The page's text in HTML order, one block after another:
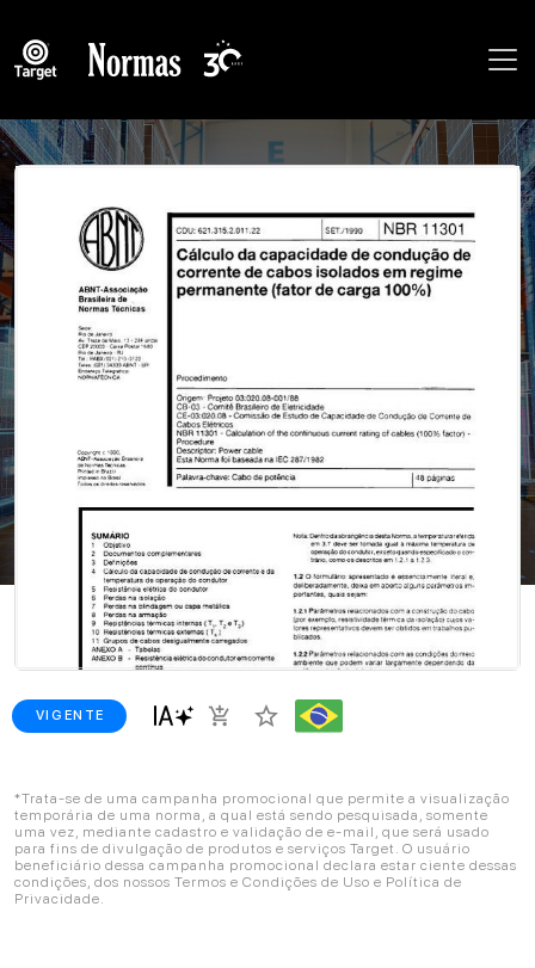
VIGENTE add_shopping_cart star_border
*Trata-se de uma campanha promocional que permite a visualização
temporária de uma norma, a qual está sendo pesquisada, somente
uma vez, mediante cadastro e validação de e-mail, que será usado
para fins de divulgação de produtos e serviços Target. O usuário
beneficiário dessa campanha promocional declara estar ciente dessas
condições, dos nossos Termos e Condições de Uso e Política de
Privacidade.